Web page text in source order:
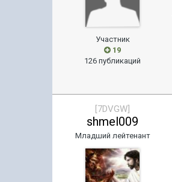
Участник
19
126 публикаций
[7DVGW]
shmel009
Младший лейтенант